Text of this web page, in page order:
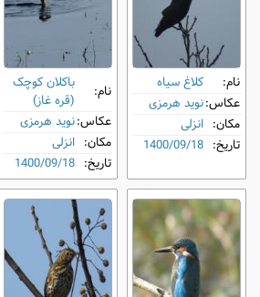
نام:
کلاغ سیاه
عکاس:نوید هرمزی
مکان: انزلی
تاریخ: 1400/09/18
نام:
باکلان کوچک
(قره غاز)
عکاس:نوید هرمزی
مکان: انزلی
تاریخ: 1400/09/18